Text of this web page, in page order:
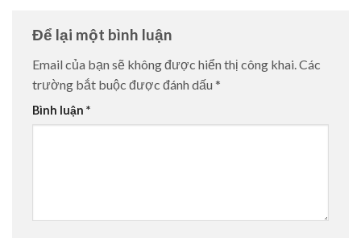
Để lại một bình luận
Email của bạn sẽ không được hiển thị công khai.Các
trường bắt buộc được đánh dấu *
Bình luận *